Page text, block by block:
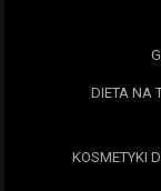
DIETA NA
KOSMETYKI